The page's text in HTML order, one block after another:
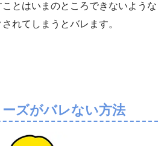
とはいまのところできないような
れてしまうとバレます。
ズがバレない方法